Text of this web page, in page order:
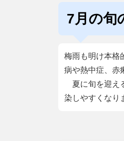
カテゴ
:
7月の旬
梅雨も明け本格
病や熱中症、赤
夏に旬を迎え
染しやすくなり